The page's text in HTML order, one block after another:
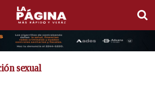
sexual